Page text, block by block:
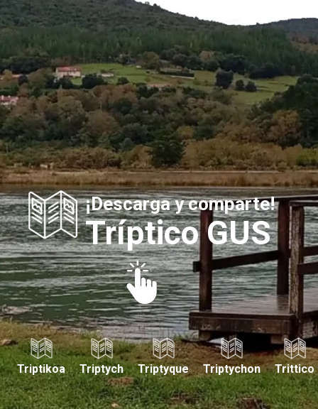
¡Descarga y comparte!
Tríptico GUS
Triptikoa Triptych Triptyque Triptychon Trittico